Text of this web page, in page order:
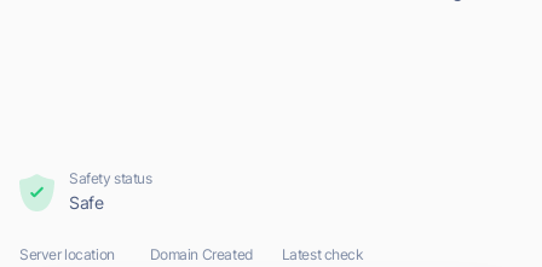
Safety status
Safe
Server location Domain Created Latest check